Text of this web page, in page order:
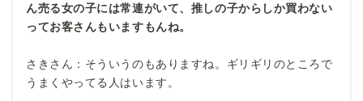
ん売る女の子には常連がいて、推しの子からしか買わない
ってお客さんもいますもんね。
さきさん：そういうのもありますね。ギリギリのところで
うまくやってる人はいます。